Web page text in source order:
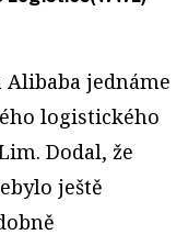
Alibaba jednáme
logistického
Dodal, že
ještě